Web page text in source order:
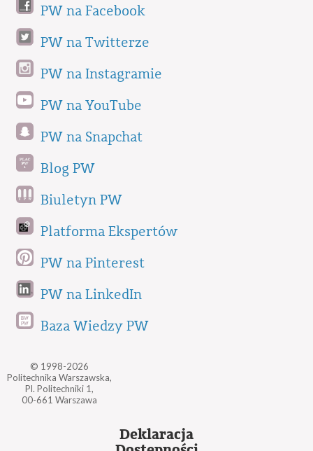
PW na Facebook
PW na Twitterze
PW na Instagramie
PW na YouTube
PW na Snapchat
Blog PW
Biuletyn PW
Platforma Ekspertów
PW na Pinterest
PW na LinkedIn
Baza Wiedzy PW
© 1998-2026
Politechnika Warszawska,
Pl. Politechniki 1,
00-661 Warszawa
Deklaracja